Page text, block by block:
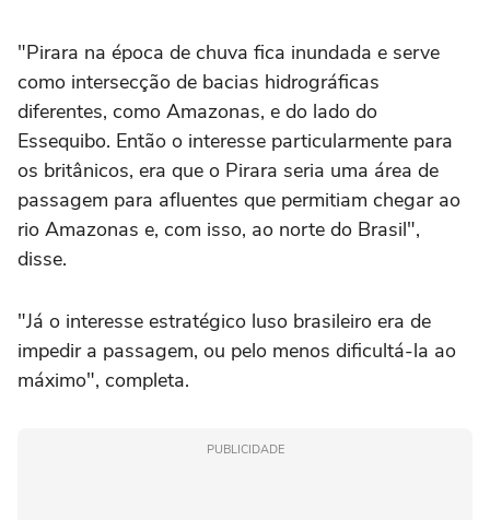
"Pirara na época de chuva fica inundada e serve
como intersecção de bacias hidrográficas
diferentes, como Amazonas, e do lado do
Essequibo. Então o interesse particularmente para
os britânicos, era que o Pirara seria uma área de
passagem para afluentes que permitiam chegar ao
rio Amazonas e, com isso, ao norte do Brasil",
disse.
"Já o interesse estratégico luso brasileiro era de
impedir a passagem, ou pelo menos dificultá-la ao
máximo", completa.
PUBLICIDADE